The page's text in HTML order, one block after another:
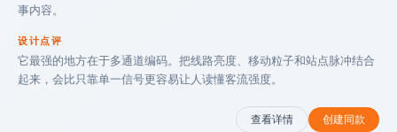
事内容。
设计点评
它最强的地方在于多通道编码。把线路亮度、移动粒子和站点脉冲结合
起来，会比只靠单一信号更容易让人读懂客流强度。
查看详情 创建同款